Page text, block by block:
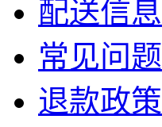
配送信息
常见问题
退款政策